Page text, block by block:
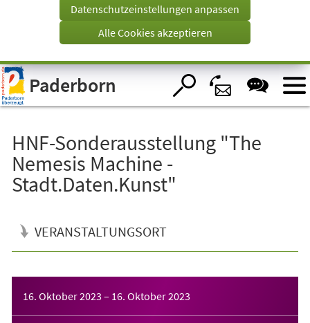
Visuelle
Assistenzsoftware
öffnen.
Tab)
Datenschutzeinstellungen anpassen
Alle Cookies akzeptieren
Paderborn
HNF-Sonderausstellung "The
Nemesis Machine -
Stadt.Daten.Kunst"
VERANSTALTUNGSORT
16. Oktober 2023 – 16. Oktober 2023